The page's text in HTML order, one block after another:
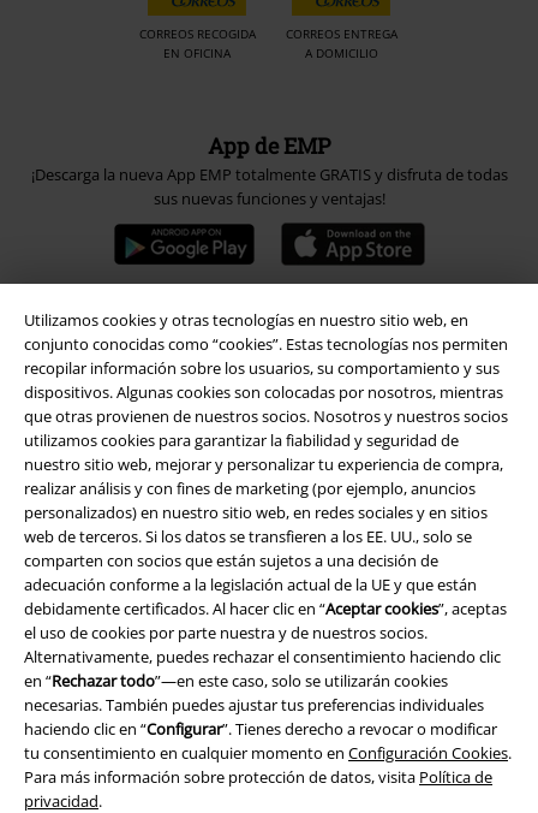
Utilizamos cookies y otras tecnologías en nuestro sitio web, en
conjunto conocidas como “cookies”. Estas tecnologías nos permiten
recopilar información sobre los usuarios, su comportamiento y sus
dispositivos. Algunas cookies son colocadas por nosotros, mientras
que otras provienen de nuestros socios. Nosotros y nuestros socios
utilizamos cookies para garantizar la fiabilidad y seguridad de
nuestro sitio web, mejorar y personalizar tu experiencia de compra,
realizar análisis y con fines de marketing (por ejemplo, anuncios
personalizados) en nuestro sitio web, en redes sociales y en sitios
web de terceros. Si los datos se transfieren a los EE. UU., solo se
comparten con socios que están sujetos a una decisión de
adecuación conforme a la legislación actual de la UE y que están
debidamente certificados. Al hacer clic en “Aceptar cookies”, aceptas
el uso de cookies por parte nuestra y de nuestros socios.
Alternativamente, puedes rechazar el consentimiento haciendo clic
en “Rechazar todo”—en este caso, solo se utilizarán cookies
necesarias. También puedes ajustar tus preferencias individuales
haciendo clic en “Configurar”. Tienes derecho a revocar o modificar
tu consentimiento en cualquier momento en Configuración Cookies.
Para más información sobre protección de datos, visita Política de
privacidad.
CORREOS RECOGIDA
EN OFICINA
CORREOS ENTREGA
A DOMICILIO
App de EMP
¡Descarga la nueva App EMP totalmente GRATIS y disfruta de todas
sus nuevas funciones y ventajas!
A Warner Music Group Company
Seguridad